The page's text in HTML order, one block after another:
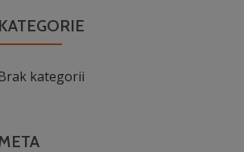
KATEGORIE
kategorii